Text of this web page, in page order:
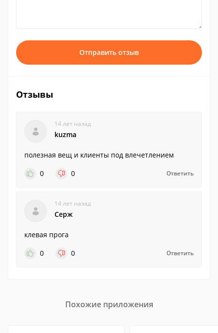
Отправить отзыв
Отзывы
14 лет назад
kuzma
полезная вещ и клиенты под влечетлением
0
0 Ответить
14 лет назад
Серж
клевая прога
0
0 Ответить
Похожие приложения